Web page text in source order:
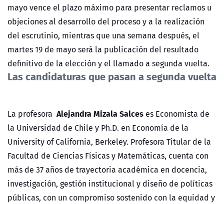
mayo vence el plazo máximo para presentar reclamos u
objeciones al desarrollo del proceso y a la realización
del escrutinio, mientras que una semana después, el
martes 19 de mayo será la publicación del resultado
definitivo de la elección y el llamado a segunda vuelta.
Las candidaturas que pasan a segunda vuelta
La profesora Alejandra Mizala Salces es Economista de
la Universidad de Chile y Ph.D. en Economía de la
University of California, Berkeley. Profesora Titular de la
Facultad de Ciencias Físicas y Matemáticas, cuenta con
más de 37 años de trayectoria académica en docencia,
investigación, gestión institucional y diseño de políticas
públicas, con un compromiso sostenido con la equidad y